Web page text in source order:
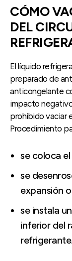
CÓMO
DEL
El líquido
preparado de
anticongelante
impacto
prohibido vaciar
Procedimiento
se coloca
se
expansión
se instala
inferior del
refrigerante.